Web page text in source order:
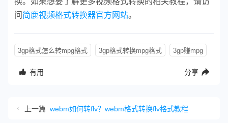
问 简鹿视频格式转换器官方网站。
3gp格式怎么转mpg格式 3gp格式转换mpg格式 3gp赚mpg
有用 分享
上一篇 webm如何转flv？webm格式转换flv格式教程